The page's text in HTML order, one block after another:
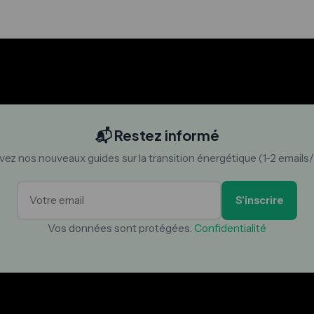
📬 Restez informé
nos nouveaux guides sur la transition énergétique (1-2
S'inscrire
Vos données sont protégées. Confidentialité